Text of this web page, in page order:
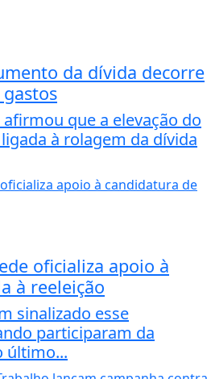
da dívida decorre
que a elevação do
à rolagem da dívida
oficializa apoio à
à reeleição
sinalizado esse
participaram da
último...